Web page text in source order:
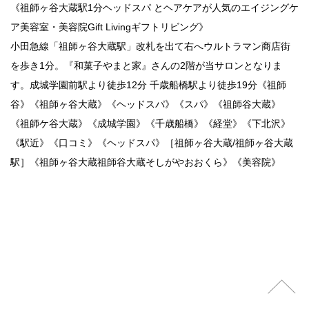
《祖師ヶ谷大蔵駅1分ヘッドスパ とヘアケアが人気のエイジングケ
ア美容室・美容院Gift Livingギフトリビング》
小田急線「祖師ヶ谷大蔵駅」改札を出て右へウルトラマン商店街
を歩き1分。『和菓子やまと家』さんの2階が当サロンとなりま
す。成城学園前駅より徒歩12分 千歳船橋駅より徒歩19分《祖師
谷》《祖師ヶ谷大蔵》《ヘッドスパ》《スパ》《祖師谷大蔵》
《祖師ケ谷大蔵》《成城学園》《千歳船橋》《経堂》《下北沢》
《駅近》《口コミ》《ヘッドスパ》［祖師ヶ谷大蔵/祖師ヶ谷大蔵
駅］《祖師ヶ谷大蔵祖師谷大蔵そしがやおおくら》《美容院》